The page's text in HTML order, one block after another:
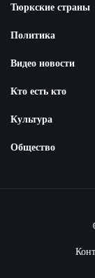
Тюркские страны
Политика
Видео новости
Кто есть кто
Культура
Общество